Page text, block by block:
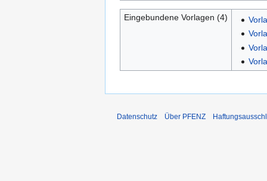
Eingebundene Vorlagen (4)
Datenschutz Über PFENZ